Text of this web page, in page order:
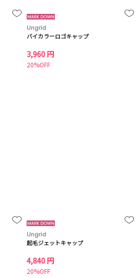
Ungrid
バイカラーロゴキャップ
3,960 円
20%OFF
Ungrid
起毛ジェットキャップ
4,840 円
20%OFF